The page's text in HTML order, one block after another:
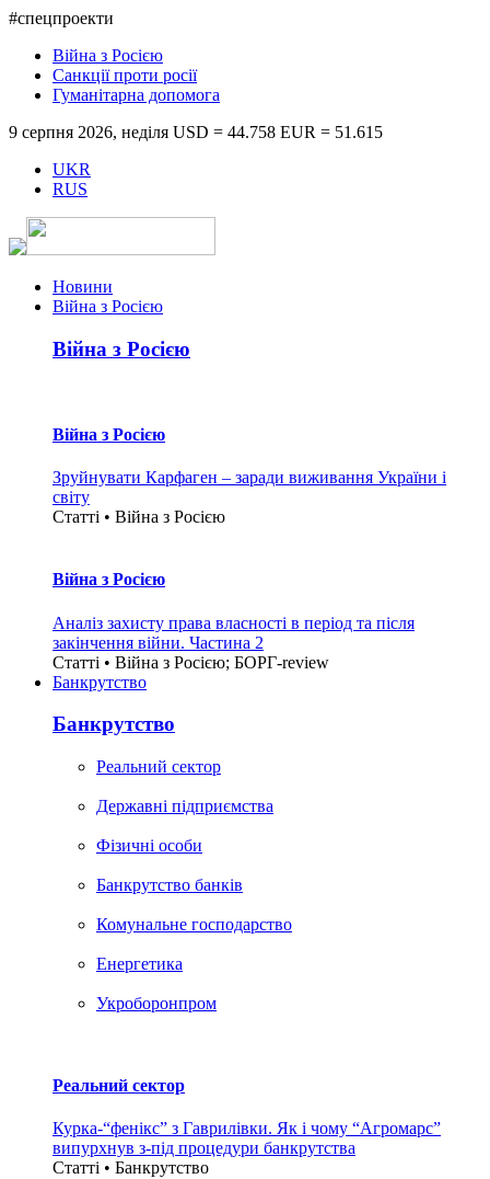
#спецпроекти
Війна з Росією
Санкції проти росії
Гуманітарна допомога
9 серпня 2026, неділя USD = 44.758 EUR = 51.615
UKR
RUS
Новини
Війна з Росією
Війна з Росією
Війна з Росією
Зруйнувати Карфаген – заради виживання України і
світу
Статті • Війна з Росією
Війна з Росією
Аналіз захисту права власності в період та після
закінчення війни. Частина 2
Статті • Війна з Росією; БОРГ-review
Банкрутство
Банкрутство
Реальний сектор
Державні підприємства
Фізичні особи
Банкрутство банків
Комунальне господарство
Енергетика
Укроборонпром
Реальний сектор
Курка-“фенікс” з Гаврилівки. Як і чому “Агромарс”
випурхнув з-під процедури банкрутства
Статті • Банкрутство